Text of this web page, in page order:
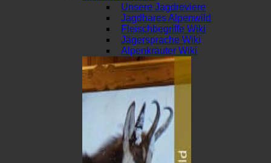
Unsere Jagdreviere
Jagdbares Alpenwild
Fleischbegriffe Wiki
Jägersprache Wiki
Alpenkräuter Wiki